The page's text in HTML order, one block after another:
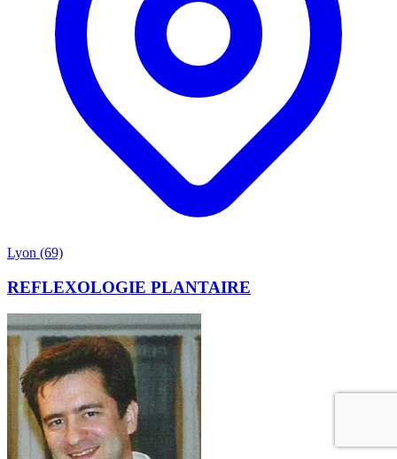
Lyon (69)
REFLEXOLOGIE PLANTAIRE